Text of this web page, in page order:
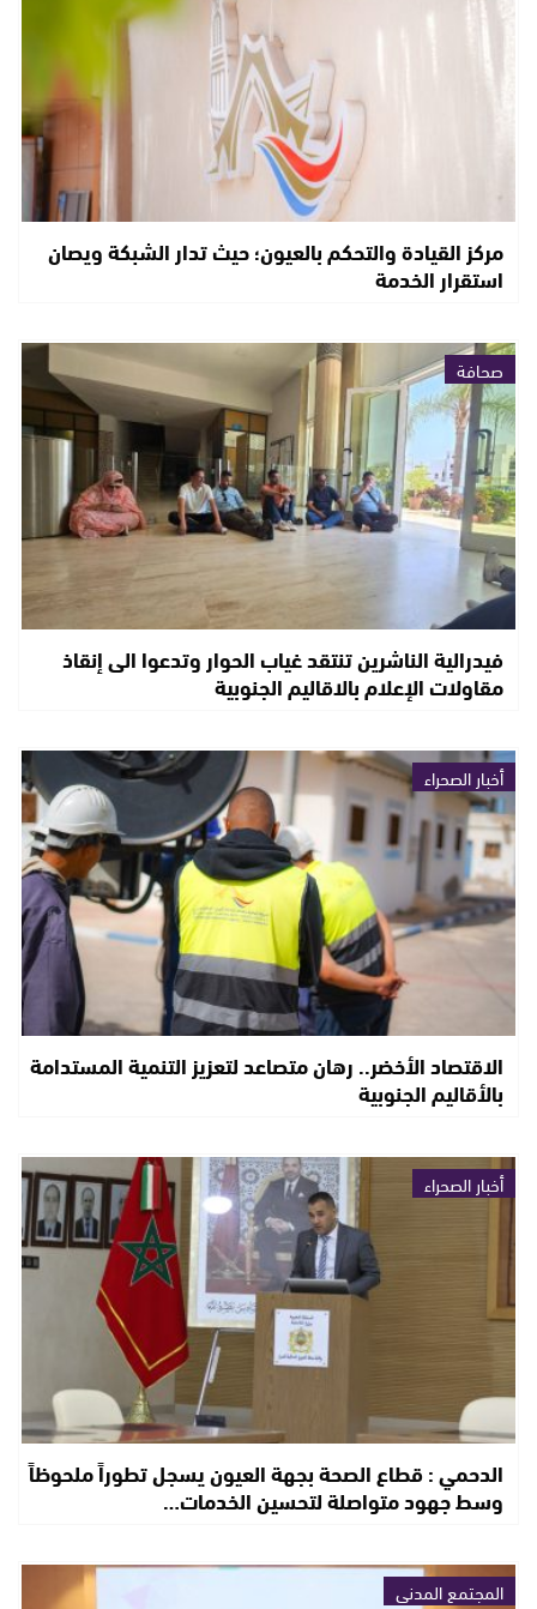
مركز القيادة والتحكم بالعيون؛ حيث تدار الشبكة ويصان
استقرار الخدمة
صحافة
فيدرالية الناشرين تنتقد غياب الحوار وتدعوا الى إنقاذ
مقاولات الإعلام بالاقاليم الجنوبية
أخبار الصحراء
الاقتصاد الأخضر.. رهان متصاعد لتعزيز التنمية المستدامة
بالأقاليم الجنوبية
أخبار الصحراء
الدحمي : قطاع الصحة بجهة العيون يسجل تطوراً ملحوظاً
وسط جهود متواصلة لتحسين الخدمات…
المجتمع المدني